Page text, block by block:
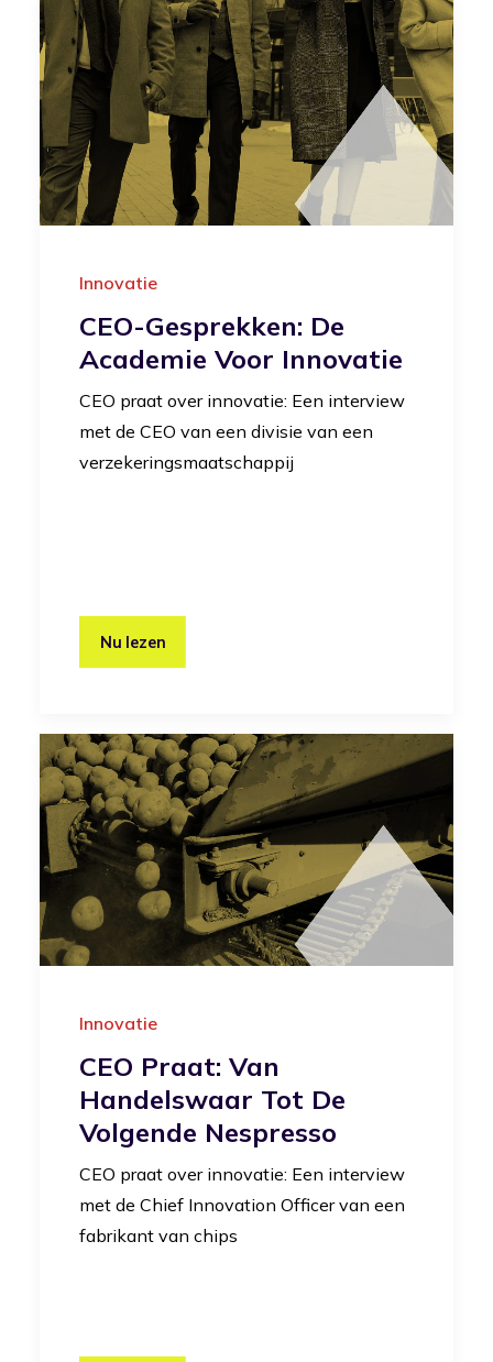
Innovatie
CEO-Gesprekken: De
Academie Voor Innovatie
CEO praat over innovatie: Een interview
met de CEO van een divisie van een
verzekeringsmaatschappij
Nu lezen
Innovatie
CEO Praat: Van
Handelswaar Tot De
Volgende Nespresso
CEO praat over innovatie: Een interview
met de Chief Innovation Officer van een
fabrikant van chips